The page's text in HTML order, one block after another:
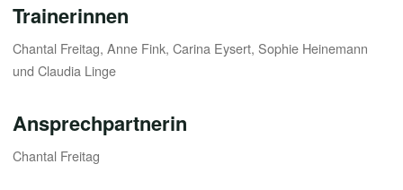
Trainerinnen
Chantal Freitag, Anne Fink, Carina Eysert, Sophie Heinemann
und Claudia Linge
Ansprechpartnerin
Chantal Freitag